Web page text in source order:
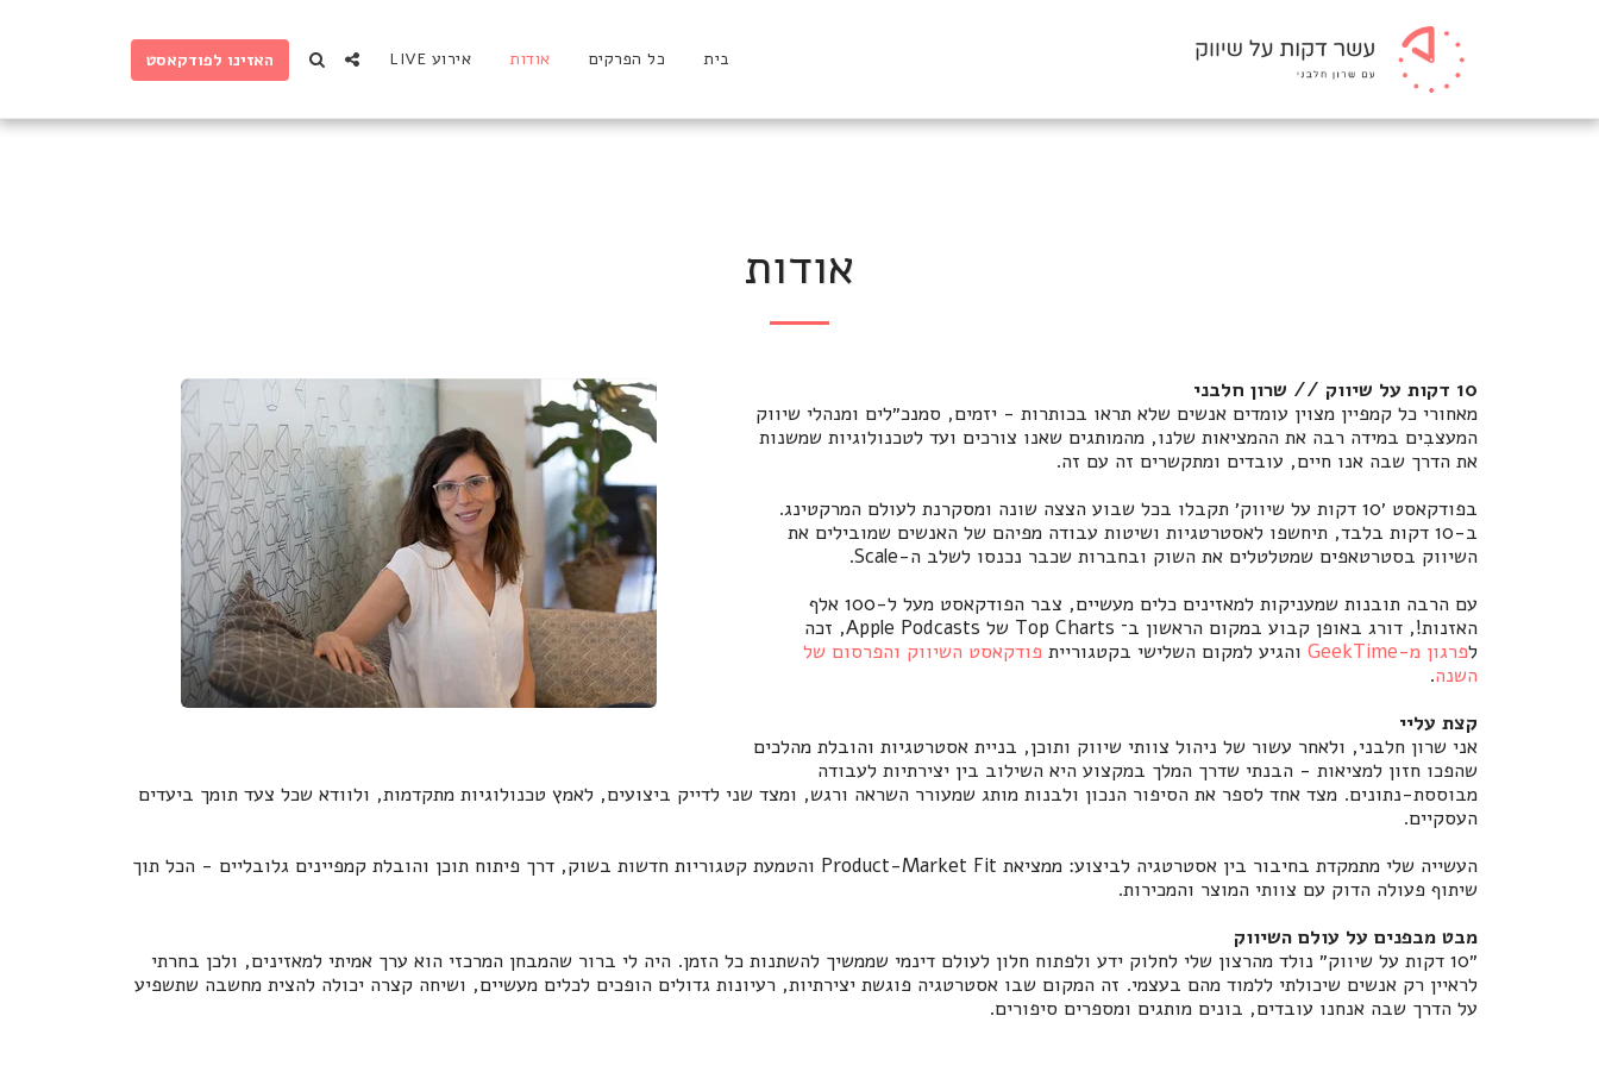
בית כל הפרקים אודות אירוע LIVE האזינו לפודקאסט
אודות
10 דקות על שיווק // שרון חלבני
מאחורי כל קמפיין מצוין עומדים אנשים שלא תראו בכותרות - יזמים, סמנכ״לים ומנהלי שיווק
המעצבִים במידה רבה את ההמציאות שלנו, מהמותגים שאנו צורכים ועד לטכנולוגיות שמשנות
את הדרך שבה אנו חיים, עובדים ומתקשרים זה עם זה.
בפודקאסט ׳10 דקות על שיווק׳ תקבלו בכל שבוע הצצה שונה ומסקרנת לעולם המרקטינג.
ב-10 דקות בלבד, תיחשפו לאסטרטגיות ושיטות עבודה מפיהם של האנשים שמובילים את
השיווק בסטרטאפים שמטלטלים את השוק ובחברות שכבר נכנסו לשלב ה-Scale.
עם הרבה תובנות שמעניקות למאזינים כלים מעשיים, צבר הפודקאסט מעל ל-100 אלף
האזנות!, דורג באופן קבוע במקום הראשון ב־ Top Charts של Apple Podcasts, זכה
לפרגון מ-GeekTime והגיע למקום השלישי בקטגוריית פודקאסט השיווק והפרסום של
השנה.
קצת עליי
אני שרון חלבני, ולאחר עשור של ניהול צוותי שיווק ותוכן, בניית אסטרטגיות והובלת מהלכים
שהפכו חזון למציאות - הבנתי שדרך המלך במקצוע היא השילוב בין יצירתיות לעבודה
מבוססת-נתונים. מצד אחד לספר את הסיפור הנכון ולבנות מותג שמעורר השראה ורגש, ומצד שני לדייק ביצועים, לאמץ טכנולוגיות מתקדמות, ולוודא שכל צעד תומך ביעדים
העסקיים.
העשייה שלי מתמקדת בחיבור בין אסטרטגיה לביצוע: ממציאת Product-Market Fit והטמעת קטגוריות חדשות בשוק, דרך פיתוח תוכן והובלת קמפיינים גלובליים - הכל תוך
שיתוף פעולה הדוק עם צוותי המוצר והמכירות.
מבט מבפנים על עולם השיווק
״10 דקות על שיווק״ נולד מהרצון שלי לחלוק ידע ולפתוח חלון לעולם דינמי שממשיך להשתנות כל הזמן. היה לי ברור שהמבחן המרכזי הוא ערך אמיתי למאזינים, ולכן בחרתי
לראיין רק אנשים שיכולתי ללמוד מהם בעצמי. זה המקום שבו אסטרטגיה פוגשת יצירתיות, רעיונות גדולים הופכים לכלים מעשיים, ושיחה קצרה יכולה להצית מחשבה שתשפיע
על הדרך שבה אנחנו עובדים, בונים מותגים ומספרים סיפורים.